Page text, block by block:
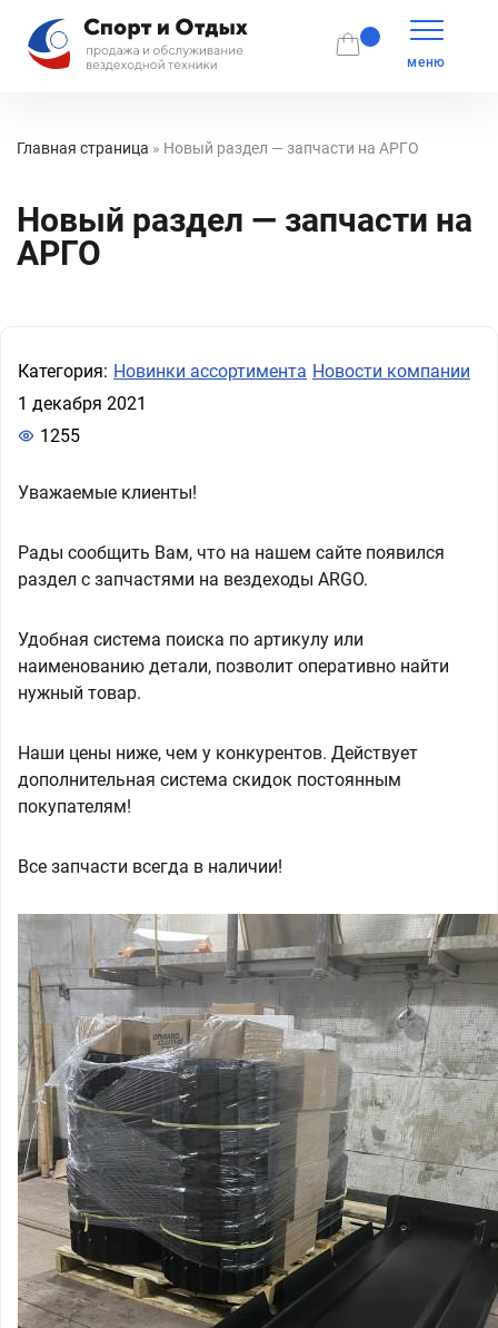
меню
Главная страница » Новый раздел — запчасти на АРГО
Новый раздел — запчасти на
АРГО
Категория: Новинки ассортимента Новости компании
1 декабря 2021
1255
Уважаемые клиенты!
Рады сообщить Вам, что на нашем сайте появился
раздел с запчастями на вездеходы ARGO.
Удобная система поиска по артикулу или
наименованию детали, позволит оперативно найти
нужный товар.
Наши цены ниже, чем у конкурентов. Действует
дополнительная система скидок постоянным
покупателям!
Все запчасти всегда в наличии!